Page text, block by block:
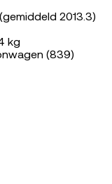
2013.3)
kg
(839)